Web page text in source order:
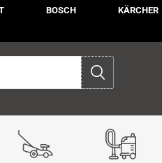
BOSCH KÄRCHER